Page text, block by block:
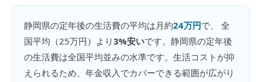
静岡県の定年後の生活費の平均は月約24万円で、 全
国平均（25万円）より3%安いです。 静岡県の定年後
の生活費は全国平均並みの水準です。生活コストが抑
えられるため、年金収入でカバーできる範囲が広がり